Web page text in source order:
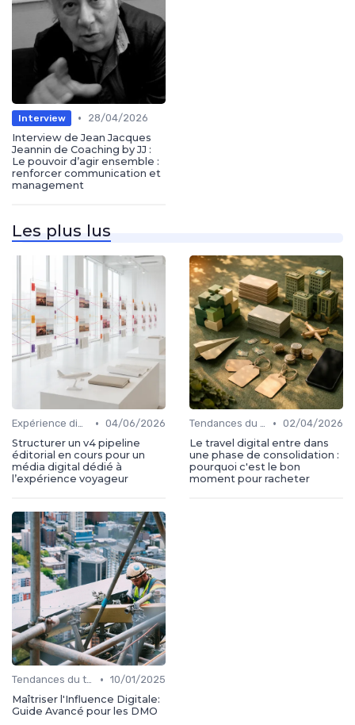
Interview •
28/04/2026
Interview de Jean Jacques
Jeannin de Coaching by JJ :
Le pouvoir d’agir ensemble :
renforcer communication et
management
Les plus lus
Expérience digital voyageur • 04/06/2026
Structurer un v4 pipeline
éditorial en cours pour un
média digital dédié à
l’expérience voyageur
Tendances du travel digital • 02/04/2026
Le travel digital entre dans
une phase de consolidation :
pourquoi c'est le bon
moment pour racheter
Tendances du travel digital • 10/01/2025
Maîtriser l'Influence Digitale:
Guide Avancé pour les DMO